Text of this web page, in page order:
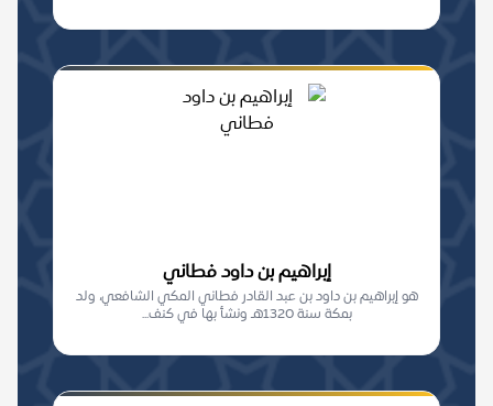
إبراهيم بن داود فطاني
هو إبراهيم بن داود بن عبد القادر فطاني المكي الشافعي، ولد
بمكة سنة 1320هـ ونشأ بها في كنف...